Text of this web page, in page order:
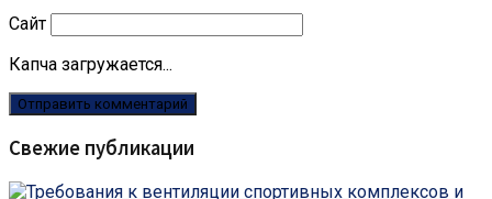
Сайт
Капча загружается...
Свежие публикации